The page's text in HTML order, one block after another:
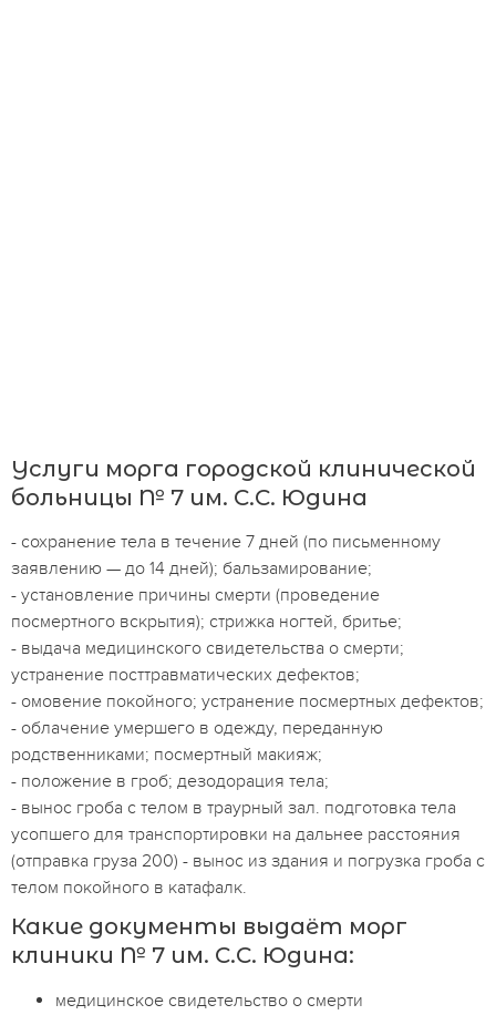
Услуги морга городской клинической
больницы № 7 им. С.С. Юдина
- сохранение тела в течение 7 дней (по письменному
заявлению — до 14 дней); бальзамирование;
- установление причины смерти (проведение
посмертного вскрытия); стрижка ногтей, бритье;
- выдача медицинского свидетельства о смерти;
устранение посттравматических дефектов;
- омовение покойного; устранение посмертных дефектов;
- облачение умершего в одежду, переданную
родственниками; посмертный макияж;
- положение в гроб; дезодорация тела;
- вынос гроба с телом в траурный зал. подготовка тела
усопшего для транспортировки на дальнее расстояния
(отправка груза 200) - вынос из здания и погрузка гроба с
телом покойного в катафалк.
Какие документы выдаёт морг
клиники № 7 им. С.С. Юдина:
медицинское свидетельство о смерти